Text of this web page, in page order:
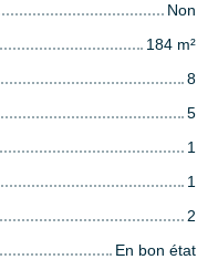
Non
184 m²
8
5
1
1
2
En bon état